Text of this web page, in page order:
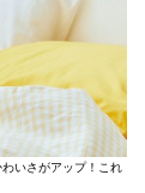
いさがアップ！これ